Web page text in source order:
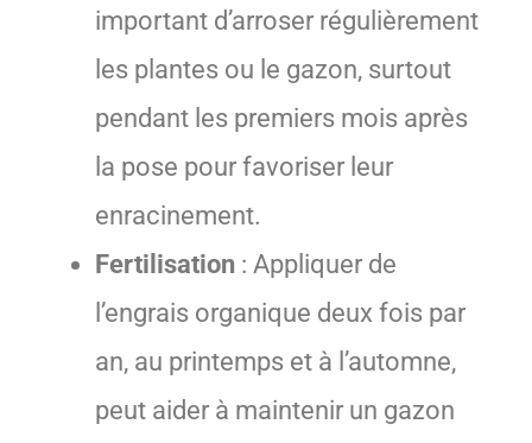
important d’arroser régulièrement
les plantes ou le gazon, surtout
pendant les premiers mois après
la pose pour favoriser leur
enracinement.
Fertilisation : Appliquer de
l’engrais organique deux fois par
an, au printemps et à l’automne,
peut aider à maintenir un gazon